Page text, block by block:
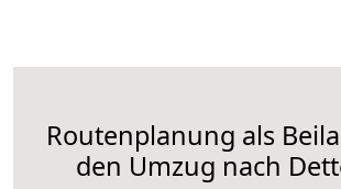
Routenplanung als
den Umzug nach